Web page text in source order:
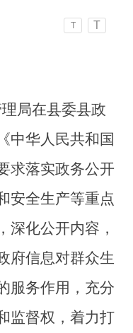
T T
局在县委县政
中华人民共和国
求落实政务公开
安全生产等重点
深化公开内容，
府信息对群众生
服务作用，充分
监督权，着力打